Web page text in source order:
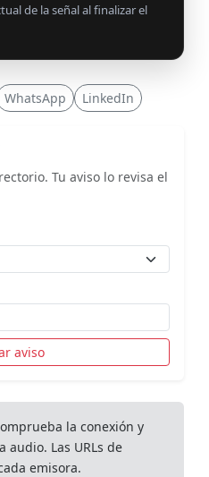
de la señal al finalizar el
WhatsApp LinkedIn
Tu aviso lo revisa el
aviso
la conexión y
Las URLs de
emisora.